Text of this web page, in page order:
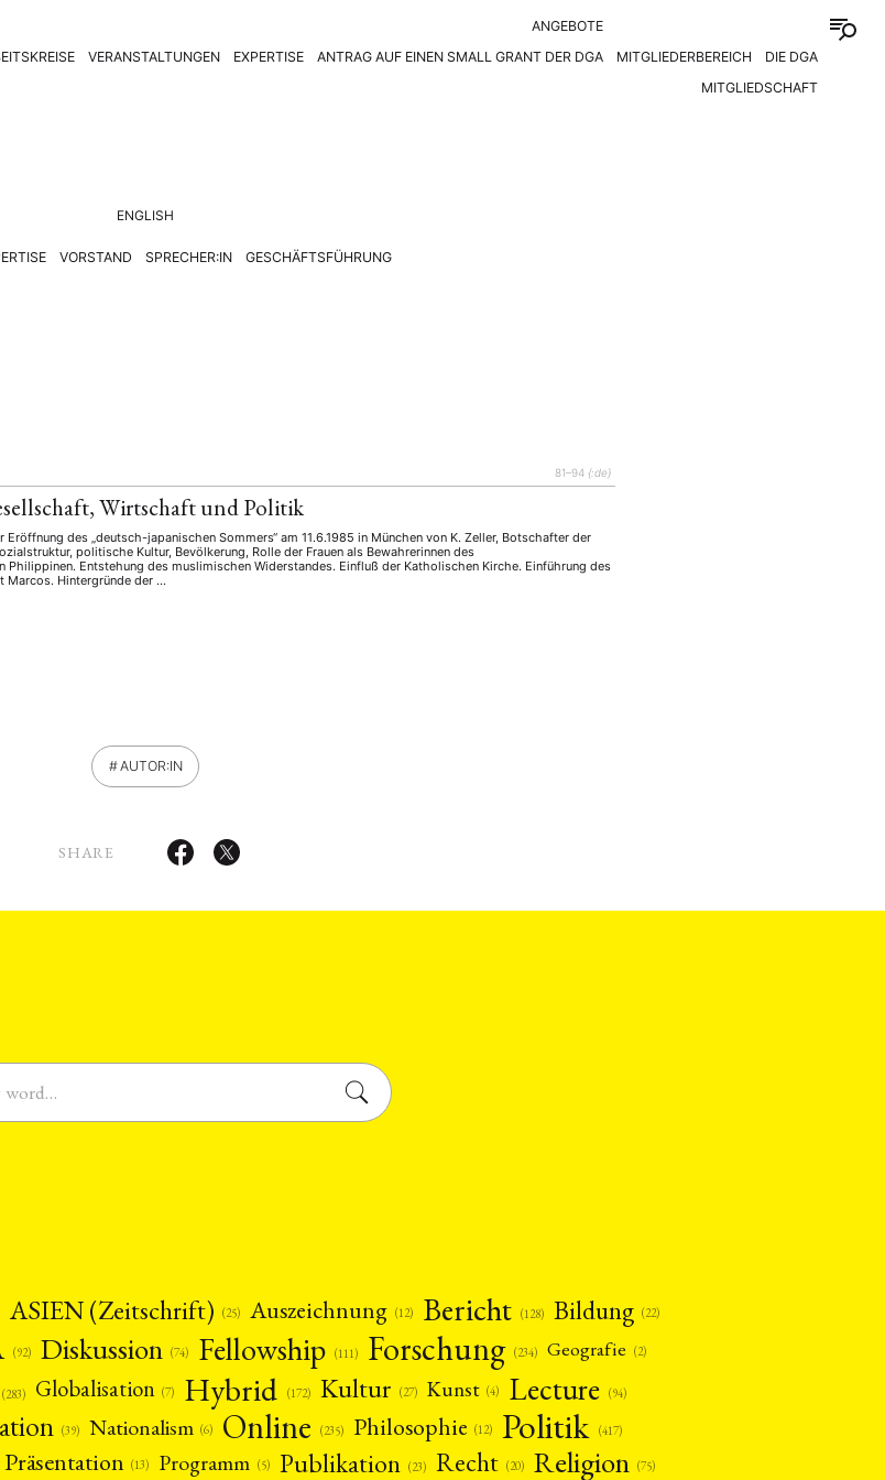
VERANSTALTUNGEN EXPERTISE
ANGEBOTE
ANTRAG AUF EINEN SMALL GRANT DER DGA
MITGLIEDERBEREICH
DIE DGA
MITGLIEDSCHAFT
ENGLISH
VORSTAND SPRECHER:IN GESCHÄFTSFÜHRUNG
81–94 {:de}
Wirtschaft und Politik
des „deutsch-japanischen Sommers“ am 11.6.1985 in München von K. Zeller, Botschafter der
politische Kultur, Bevölkerung, Rolle der Frauen als Bewahrerinnen des
Philippinen. Entstehung des muslimischen Widerstandes. Einfluß der Katholischen Kirche. Einführung des
Marcos. Hintergründe der …
AUTOR:IN
SHARE
ASIEN (Zeitschrift) (25) Auszeichnung (12) Bericht (128) Bildung (22)
(92) Diskussion (74) Fellowship (111) Forschung (234) Geografie (2)
(283) Globalisation (7) Hybrid (172) Kultur (27) Kunst (4) Lecture (94)
(39) Nationalism (6) Online (235) Philosophie (12) Politik (417)
Präsentation (13) Programm (5) Publikation (23) Recht (20) Religion (75)